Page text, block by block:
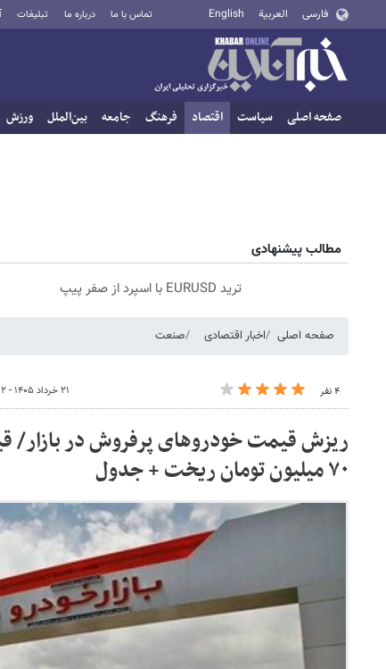
فارسی العربية English تماس با ما درباره ما تبلیغات
صفحه اصلی سیاست اقتصاد فرهنگ جامعه بین‌الملل ورزش
مطالب پیشنهادی
ترید EURUSD با اسپرد از صفر پیپ
صفحه اصلی اخبار اقتصادی صنعت
۴ نفر ۲۱ خرداد ۱۴۰۵ - ۲۰:۵۲
ریزش قیمت خودروهای پرفروش در بازار/
۷۰ میلیون تومان ریخت + جدول